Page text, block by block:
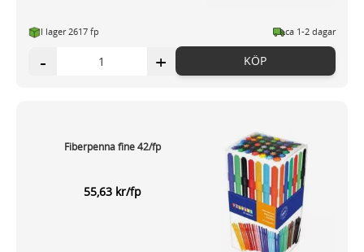
I lager 2617 fp ca 1-2 dagar
- + KÖP
Fiberpenna fine 42/fp
55,63 kr/fp